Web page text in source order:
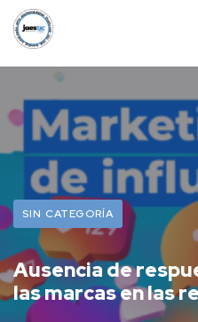
SIN CATEGORÍA
Ausencia de
las marcas en las